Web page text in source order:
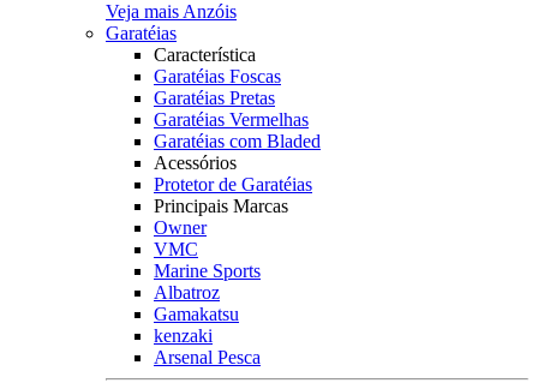
Veja mais Anzóis
Garatéias
Característica
Garatéias Foscas
Garatéias Pretas
Garatéias Vermelhas
Garatéias com Bladed
Acessórios
Protetor de Garatéias
Principais Marcas
Owner
VMC
Marine Sports
Albatroz
Gamakatsu
kenzaki
Arsenal Pesca